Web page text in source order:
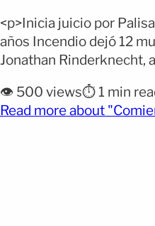
<p>Inicia juicio por
años Incendio dejó 12
Jonathan Rinderknecht,
Palisades en Los
el proceso de selección
👁️ 500 views⏱️ 1 min
Read more about